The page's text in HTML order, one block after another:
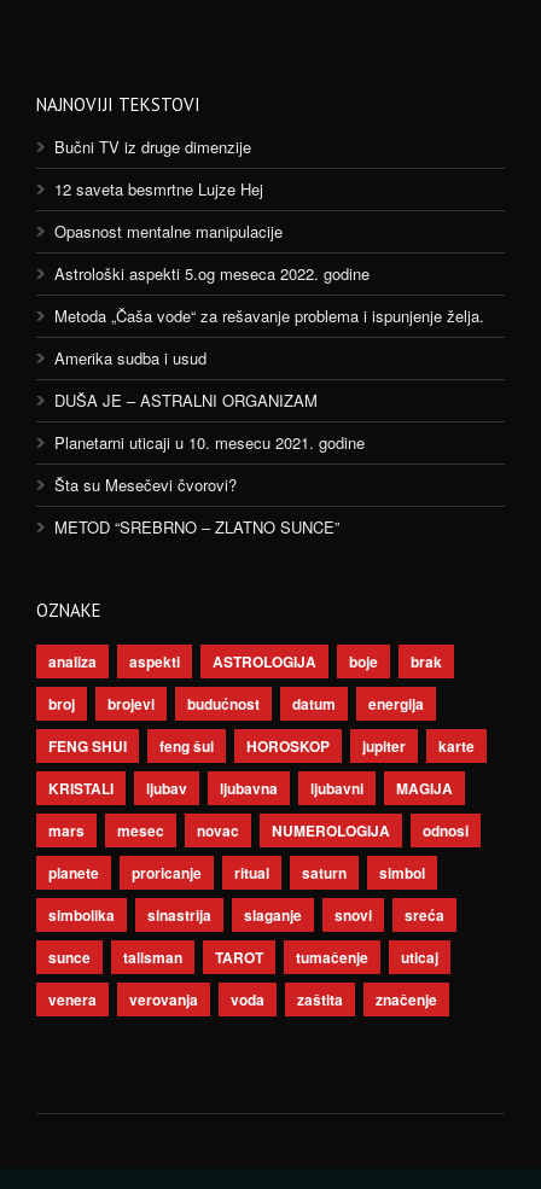
NAJNOVIJI TEKSTOVI
Bučni TV iz druge dimenzije
12 saveta besmrtne Lujze Hej
Opasnost mentalne manipulacije
Astrološki aspekti 5.og meseca 2022. godine
Metoda „Čaša vode“ za rešavanje problema i ispunjenje želja.
Amerika sudba i usud
DUŠA JE – ASTRALNI ORGANIZAM
Planetarni uticaji u 10. mesecu 2021. godine
Šta su Mesečevi čvorovi?
METOD “SREBRNO – ZLATNO SUNCE”
OZNAKE
analiza aspekti ASTROLOGIJA boje
brak
broj
brojevi budućnost datum
energija
FENG SHUI
feng šui HOROSKOP jupiter
karte
KRISTALI
ljubav ljubavna ljubavni
MAGIJA
mars
mesec novac NUMEROLOGIJA
odnosi
planete
proricanje ritual saturn
simbol
simbolika
sinastrija slaganje snovi
sreća
sunce
talisman TAROT tumačenje
uticaj
venera
verovanja voda zaštita značenje